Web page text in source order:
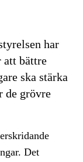
har
att bättre
ska stärka
de grövre
Det